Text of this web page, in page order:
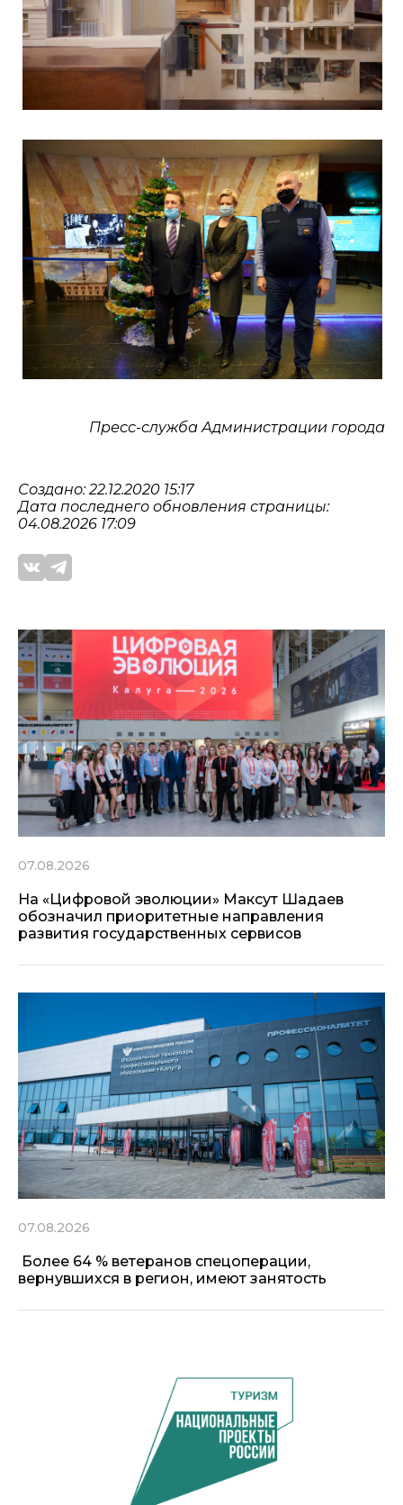
Пресс-служба Администрации города
Создано: 22.12.2020 15:17
Дата последнего обновления страницы:
04.08.2026 17:09
07.08.2026
На «Цифровой эволюции» Максут Шадаев
обозначил приоритетные направления
развития государственных сервисов
07.08.2026
Более 64 % ветеранов спецоперации,
вернувшихся в регион, имеют занятость